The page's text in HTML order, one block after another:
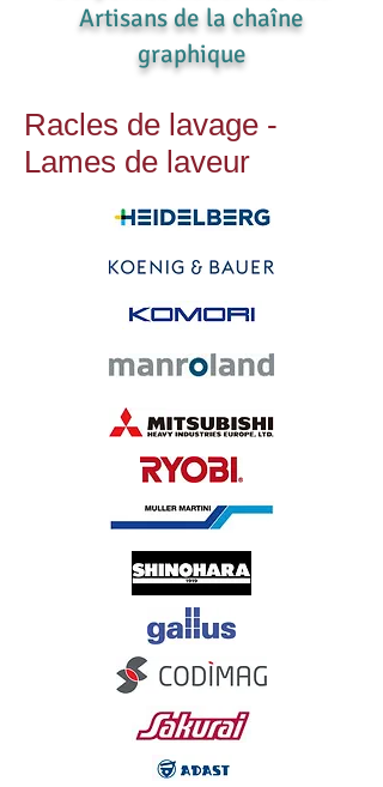
Artisans de la chaîne
graphique
Racles de lavage -
Lames de laveur